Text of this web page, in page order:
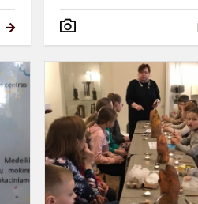
Edukacinis
renginys
,,Judu
sveikai
gyvenu”